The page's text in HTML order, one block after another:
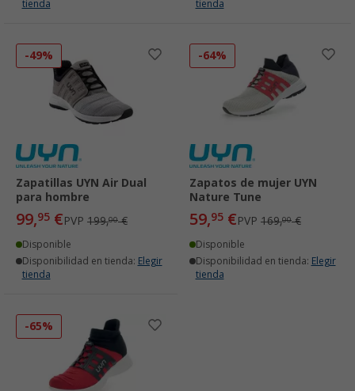
tienda
tienda
-49%
Zapatillas UYN Air Dual
para hombre
99,95 €PVP 199,00€
Disponible
Disponibilidad en tienda: Elegir
tienda
-64%
Zapatos de mujer UYN
Nature Tune
59,95 €PVP 169,00€
Disponible
Disponibilidad en tienda: Elegir
tienda
-65%